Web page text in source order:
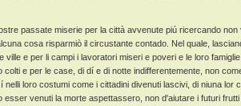
passate miserie per la città avvenute piú ricercando
cosa risparmiò il circustante contado. Nel quale,
e per li campi i lavoratori miseri e poveri e le loro
e per le case, di dí e di notte indifferentemente, non
nelli loro costumi come i cittadini divenuti lascivi, di niuna lor
venuti la morte aspettassero, non d'aiutare i futuri